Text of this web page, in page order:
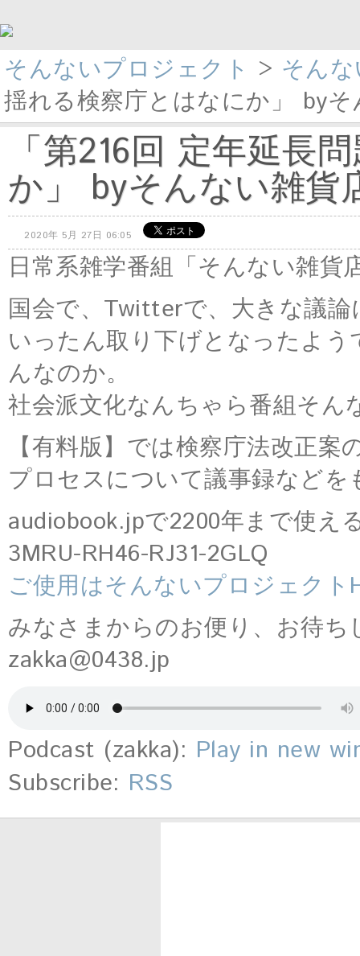
そんないプロジェクト > そん
揺れる検察庁とはなにか」 by
「第216回 定年延長
か」 byそんない雑貨
2020年 5月 27日 06:05
日常系雑学番組「そんない雑
国会で、Twitterで、大きな議
いったん取り下げとなったよ
んなのか。
社会派文化なんちゃら番組そん
【有料版】では検察庁法改正
プロセスについて議事録など
audiobook.jpで2200年まで使え
3MRU-RH46-RJ31-2GLQ
ご使用はそんないプロジェクト
みなさまからのお便り、お待ち
zakka@0438.jp
Podcast (zakka): Play in new
Subscribe: RSS